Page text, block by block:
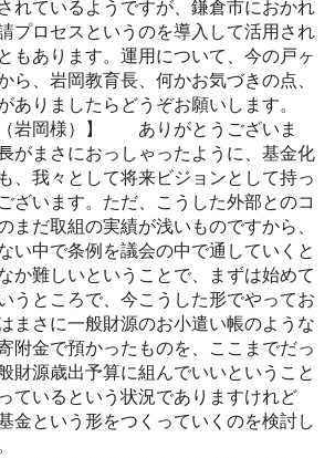
れているようですが、鎌倉市におかれ
プロセスというのを導入して活用され
もあります。運用について、今の戸ヶ
ら、岩岡教育長、何かお気づきの点、
ありましたらどうぞお願いします。
（岩岡様）】 ありがとうございま
がまさにおっしゃったように、基金化
、我々として将来ビジョンとして持っ
ざいます。ただ、こうした外部とのコ
まだ取組の実績が浅いものですから、
い中で条例を議会の中で通していくと
か難しいということで、まずは始めて
うところで、今こうした形でやってお
まさに一般財源のお小遣い帳のような
附金で預かったものを、ここまでだっ
財源歳出予算に組んでいいということ
ているという状況でありますけれど
金という形をつくっていくのを検討し